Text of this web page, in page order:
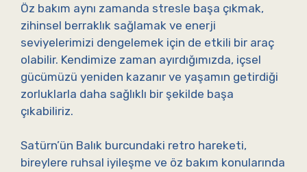
Öz bakım aynı zamanda stresle başa çıkmak,
zihinsel berraklık sağlamak ve enerji
seviyelerimizi dengelemek için de etkili bir araç
olabilir. Kendimize zaman ayırdığımızda, içsel
gücümüzü yeniden kazanır ve yaşamın getirdiği
zorluklarla daha sağlıklı bir şekilde başa
çıkabiliriz.
Satürn’ün Balık burcundaki retro hareketi,
bireylere ruhsal iyileşme ve öz bakım konularında